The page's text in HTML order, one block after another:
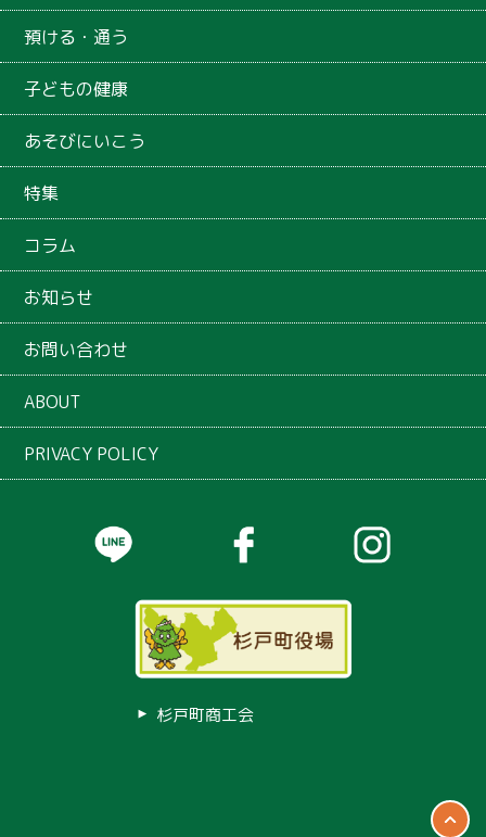
預ける・通う
子どもの健康
あそびにいこう
特集
コラム
お知らせ
お問い合わせ
ABOUT
PRIVACY POLICY
杉戸町商工会